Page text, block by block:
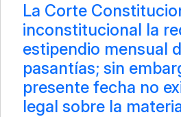
La Corte
inconstitucional la
estipendio mensual
pasantías; sin
presente fecha no
legal sobre la